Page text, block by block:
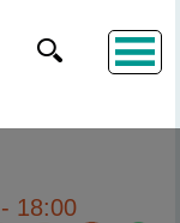
18:00